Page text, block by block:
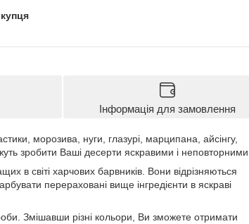
Інформація для замовлення
морозива, нуги, глазурі, марципана, айсінгу,
зробити Ваші десерти яскравими і неповторними.
в світі харчових барвників. Вони відрізняються
перераховані вище інгредієнти в яскраві
Змішавши різні кольори, Ви зможете отримати